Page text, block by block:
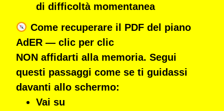
di difficoltà momentanea
Come recuperare il PDF del piano
AdER — clic per clic
NON affidarti alla memoria. Segui
questi passaggi come se ti guidassi
davanti allo schermo:
Vai su